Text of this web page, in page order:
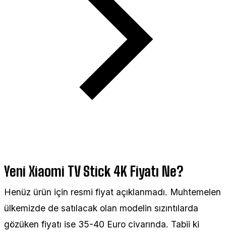
Yeni Xiaomi TV Stick 4K Fiyatı Ne?
Henüz ürün için resmi fiyat açıklanmadı. Muhtemelen
ülkemizde de satılacak olan modelin sızıntılarda
gözüken fiyatı ise 35-40 Euro civarında. Tabii ki